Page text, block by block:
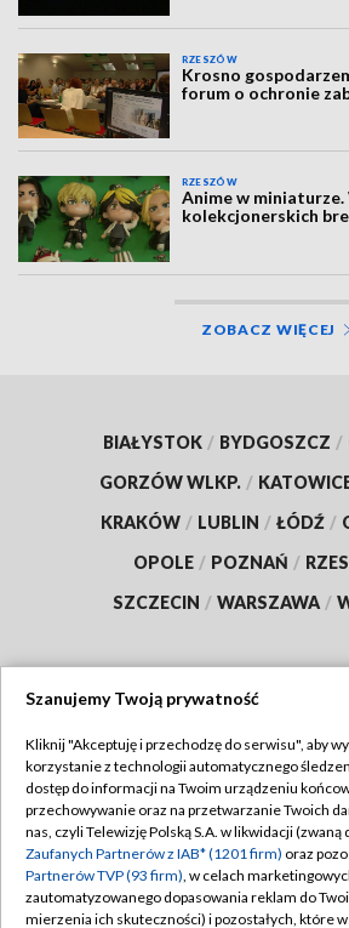
RZESZÓW
Krosno
forum o ochronie
RZESZÓW
Anime w
kolekcjonerskich
ZOBACZ WIĘCEJ
BIAŁYSTOK / BYDGOSZCZ /
GORZÓW WLKP. /
KRAKÓW / LUBLIN / ŁÓDŹ /
OPOLE / POZNAŃ /
SZCZECIN / WARSZAWA /
TVP
Abonament TVP
Emisja w TVP
Centrum informacji TVP
Regulamin TVP
Polityka
Moje zgody
Szanujemy Twoją prywatność
Kliknij "Akceptuję i przechodzę do serwisu", aby
korzystanie z technologii automatycznego
dostęp do informacji na Twoim urządzeniu
przechowywanie oraz na przetwarzanie Twoich
nas, czyli Telewizję Polską S.A. w likwidacji (zwaną
Zaufanych Partnerów z IAB* (1201 firm) oraz
Partnerów TVP (93 firm), w celach
zautomatyzowanego dopasowania reklam do
mierzenia ich skuteczności) i pozostałych, które